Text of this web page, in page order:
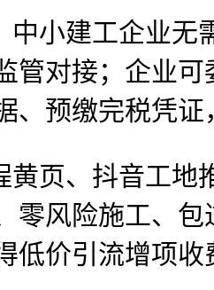
建工企业无
管对接；企业
预缴完税凭证
、抖音工地
零风险施工、
价引流增项收